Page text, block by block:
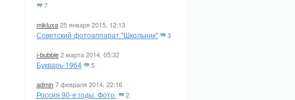
7
mikluxa25 января 2015, 12:13
Советский фотоаппарат "Школьник" 3
i-bubble2 марта 2014, 05:32
Букварь-1964 5
admin7 февраля 2014, 22:16
Россия 90-е годы. Фото. 2